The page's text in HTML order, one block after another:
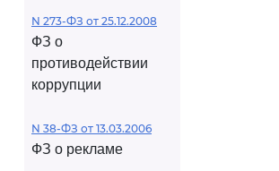
N 273-ФЗ от 25.12.2008
ФЗ о
противодействии
коррупции
N 38-ФЗ от 13.03.2006
ФЗ о рекламе